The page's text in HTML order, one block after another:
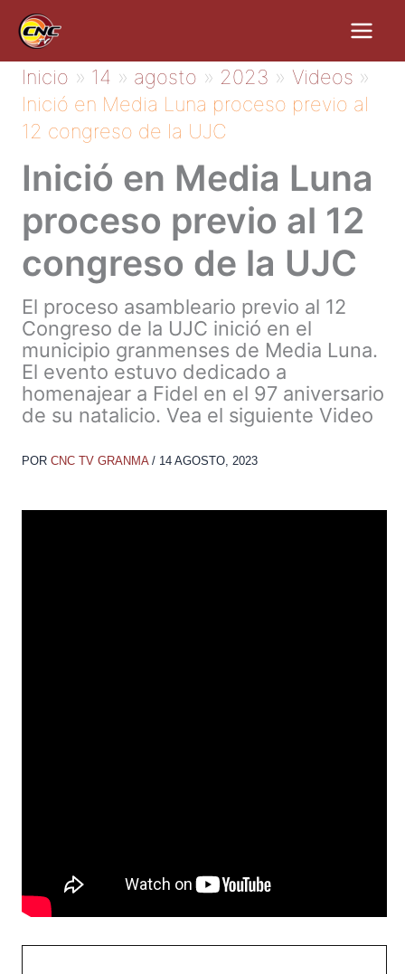
contenido
Inicio 14 agosto 2023
Videos
Inició en Media Luna proceso previo al
12 congreso de la UJC
Inició en Media Luna
proceso previo al 12
congreso de la UJC
El proceso asambleario previo al 12
Congreso de la UJC inició en el
municipio granmenses de Media Luna.
El evento estuvo dedicado a
homenajear a Fidel en el 97 aniversario
de su natalicio. Vea el siguiente Video
POR CNC TV GRANMA / 14 AGOSTO, 2023